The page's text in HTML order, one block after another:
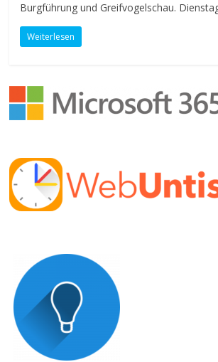
Burgführung und Greifvogelschau.
Weiterlesen